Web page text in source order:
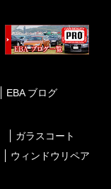
EBA ブログ
ガラスコート
ウィンドウリペア